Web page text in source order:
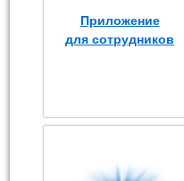
Приложение
для сотрудников